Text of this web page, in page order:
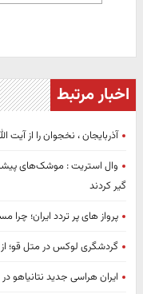
اخبار مرتبط
آذربایجان ، نخجوان را از آیت
وال استریت : موشک‌های
گیر کردند
پرواز های پر تردد ایران؛
گردشگری لوکس در متل قو؛
ایران هراسی جدید نتانیاهو